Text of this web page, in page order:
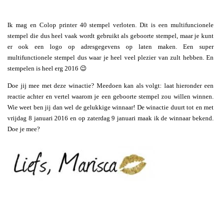
Ik mag en Colop printer 40 stempel verloten. Dit is een multifuncionele
stempel die dus heel vaak wordt gebruikt als geboorte stempel, maar je kunt
er ook een logo op adresgegevens op laten maken. Een super
multifunctionele stempel dus waar je heel veel plezier van zult hebben. En
stempelen is heel erg 2016 😉
Doe jij mee met deze winactie? Meedoen kan als volgt: laat hieronder een
reactie achter en vertel waarom je een geboorte stempel zou willen winnen.
Wie weet ben jij dan wel de gelukkige winnaar! De winactie duurt tot en met
vrijdag 8 januari 2016 en op zaterdag 9 januari maak ik de winnaar bekend.
Doe je mee?